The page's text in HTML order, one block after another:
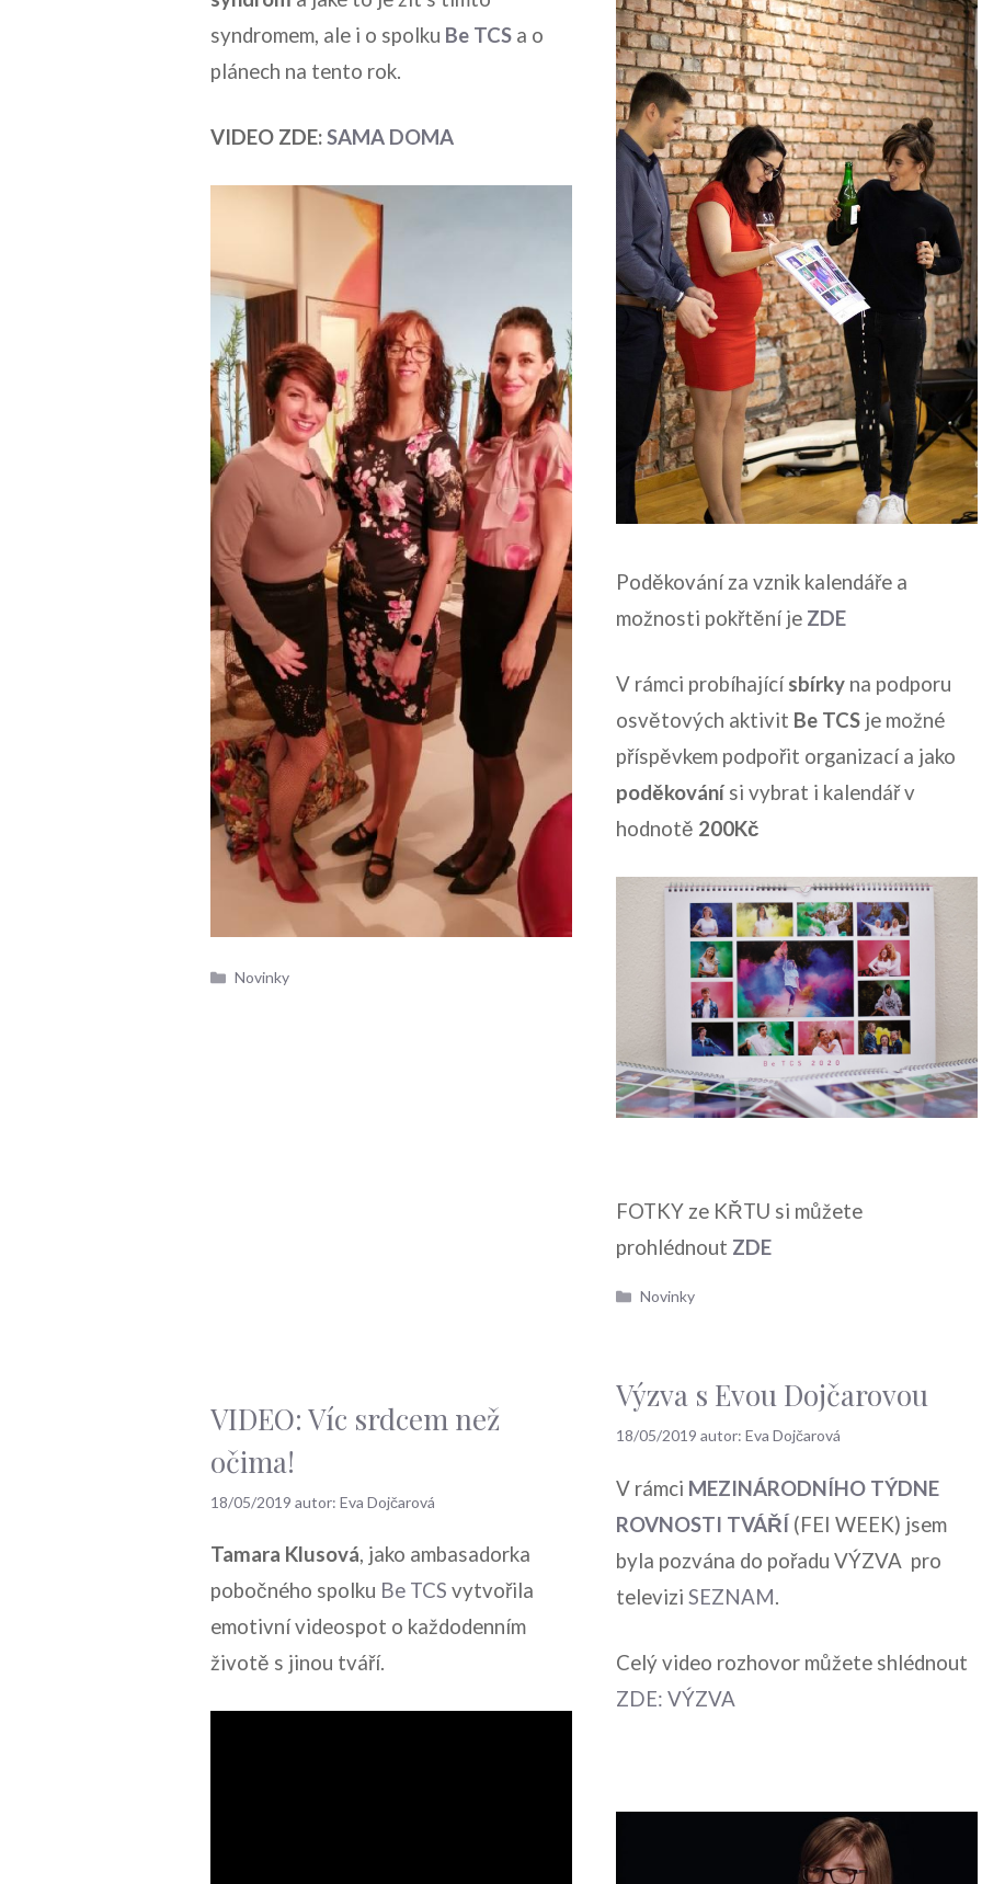
syndromem, ale i o spolku Be TCS a o
plánech na tento rok.
VIDEO ZDE:SAMA DOMA
Rubriky
Novinky
Poděkování za vznik kalendáře a
možnosti pokřtění je ZDE
V rámci probíhajícísbírky na podporu
osvětových aktivit Be TCS je možné
příspěvkem podpořit organizací a jako
poděkování si vybrat i kalendář v
hodnotě 200Kč
FOTKY ze KŘTU si můžete
prohlédnout ZDE
Rubriky
Novinky
VIDEO: Víc srdcem než
očima!
18/05/2019 autor: Eva Dojčarová
Tamara Klusová, jako ambasadorka
pobočného spolku Be TCS vytvořila
emotivní videospot o každodenním
životě s jinou tváří.
Výzva s Evou Dojčarovou
18/05/2019 autor: Eva Dojčarová
V rámci MEZINÁRODNÍHO TÝDNE
ROVNOSTI TVÁŘÍ (FEI WEEK) jsem
byla pozvána do pořadu VÝZVA pro
televizi SEZNAM.
Celý video rozhovor můžete shlédnout
ZDE: VÝZVA